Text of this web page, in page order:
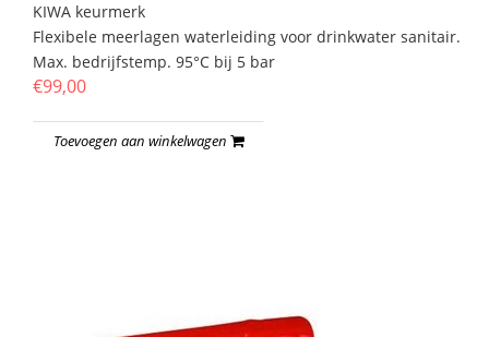
KIWA keurmerk
Flexibele meerlagen waterleiding voor drinkwater sanitair.
Max. bedrijfstemp. 95°C bij 5 bar
€99,00
Toevoegen aan winkelwagen